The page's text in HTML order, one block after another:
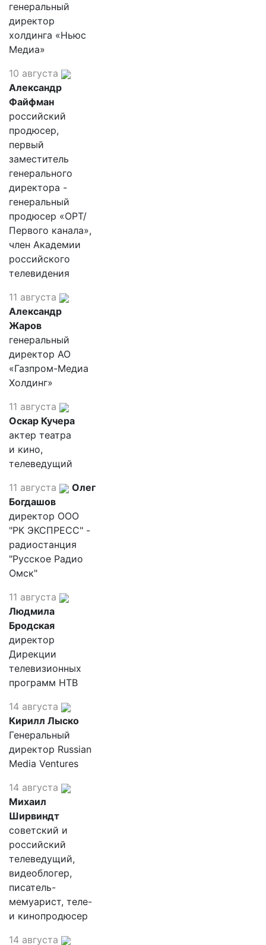
генеральный
директор
холдинга «Ньюс
Медиа»
10 августа
Александр
Файфман
российский
продюсер,
первый
заместитель
генерального
директора -
генеральный
продюсер «ОРТ/
Первого канала»,
член Академии
российского
телевидения
11 августа
Александр
Жаров
генеральный
директор АО
«Газпром-Медиа
Холдинг»
11 августа
Оскар Кучера
актер театра
и кино,
телеведущий
11 августа
Олег
Богдашов
директор ООО
"РК ЭКСПРЕСС" -
радиостанция
"Русское Радио
Омск"
11 августа
Людмила
Бродская
директор
Дирекции
телевизионных
программ НТВ
14 августа
Кирилл Лыско
Генеральный
директор Russian
Media Ventures
14 августа
Михаил
Ширвиндт
советский и
российский
телеведущий,
видеоблогер,
писатель-
мемуарист, теле-
и кинопродюсер
14 августа